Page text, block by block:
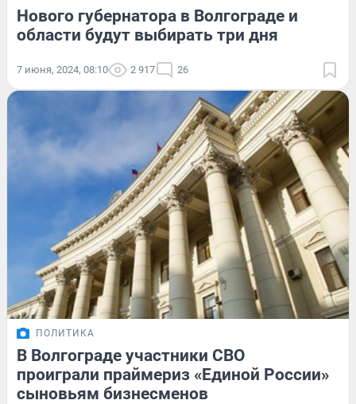
Нового губернатора в Волгограде и
области будут выбирать три дня
7 июня, 2024, 08:10 2 917 26
ПОЛИТИКА
В Волгограде участники СВО
проиграли праймериз «Единой России»
сыновьям бизнесменов